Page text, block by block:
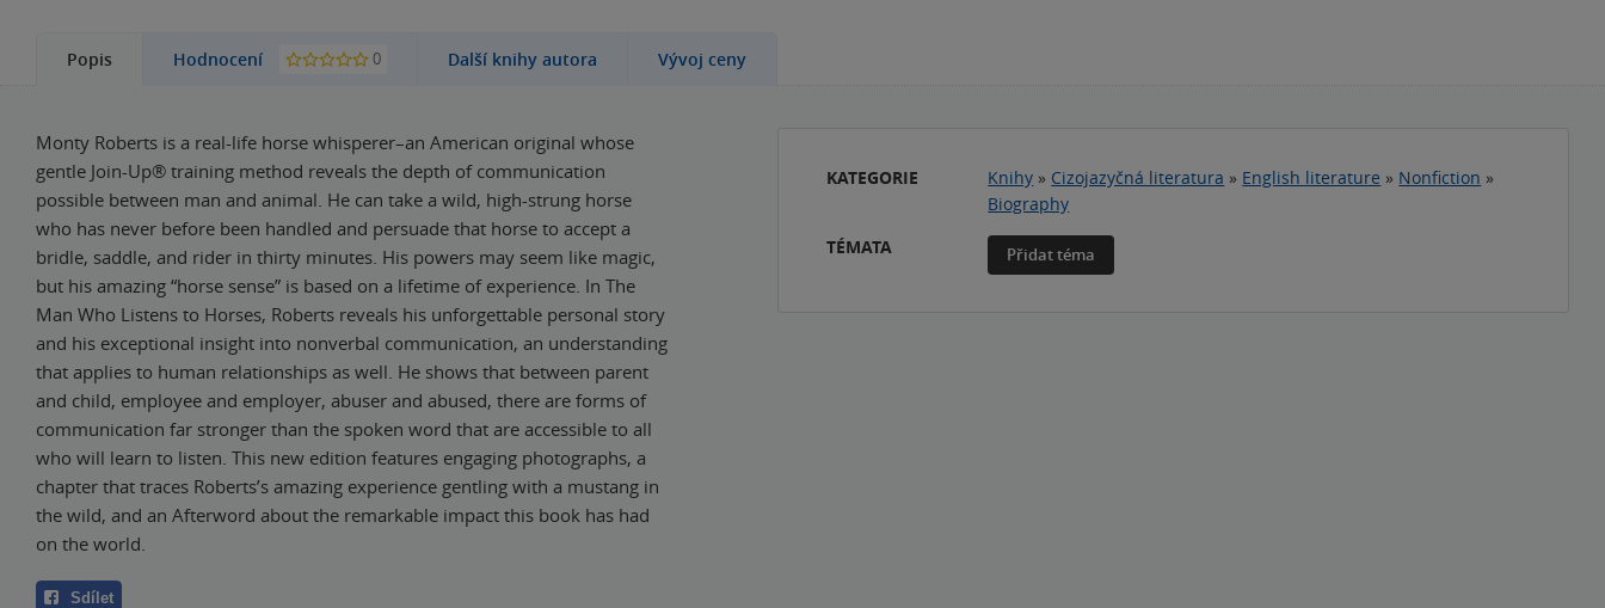
Popis Hodnocení 0 Další knihy autora Vývoj ceny
Monty Roberts is a real-life horse whisperer–an American original whose
gentle Join-Up® training method reveals the depth of communication
possible between man and animal. He can take a wild, high-strung horse
who has never before been handled and persuade that horse to accept a
bridle, saddle, and rider in thirty minutes. His powers may seem like magic,
but his amazing “horse sense” is based on a lifetime of experience. In The
Man Who Listens to Horses, Roberts reveals his unforgettable personal story
and his exceptional insight into nonverbal communication, an understanding
that applies to human relationships as well. He shows that between parent
and child, employee and employer, abuser and abused, there are forms of
communication far stronger than the spoken word that are accessible to all
who will learn to listen. This new edition features engaging photographs, a
chapter that traces Roberts’s amazing experience gentling with a mustang in
the wild, and an Afterword about the remarkable impact this book has had
on the world.
Sdílet
KATEGORIE Knihy » Cizojazyčná literatura » English literature » Nonfiction »
Biography
TÉMATA
Přidat téma